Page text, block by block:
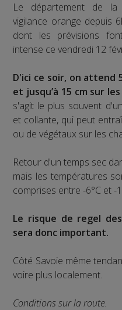
Le département de la
vigilance orange depuis
dont les prévisions
intense ce vendredi 12
D'ici ce soir, on attend
et jusqu’à 15 cm sur
s'agit le plus souvent
et collante, qui peut
ou de végétaux sur les
Retour d'un temps sec
mais les températures
comprises entre -6°C et -
Le risque de regel
sera donc important.
Côté Savoie même
voire plus localement.
Conditions sur la route.